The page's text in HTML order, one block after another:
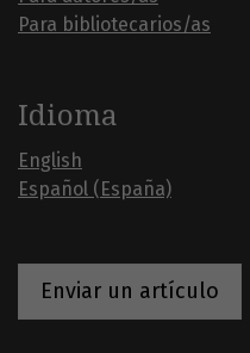
Para bibliotecarios/as
Idioma
English
Español (España)
Enviar un artículo